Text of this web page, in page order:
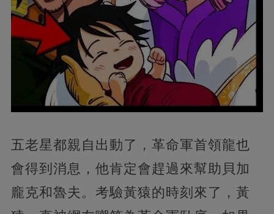
五老星都親自出動了，革命軍首領龍也
會得到消息，他肯定會趕過來幫助貝加
龐克和魯夫。考驗黃猿的時刻來了，黃